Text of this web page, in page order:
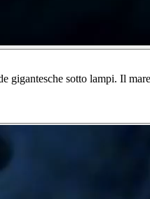
gigantesche sotto lampi. Il